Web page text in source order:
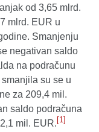
od 3,65 mlrd.
mlrd. EUR u
Smanjenju
negativan saldo
na podračunu
su se u
za 209,4 mil.
saldo podračuna
mil. EUR.[1]